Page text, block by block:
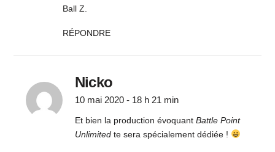
Ball Z.
RÉPONDRE
Nicko
10 mai 2020 - 18 h 21 min
Et bien la production évoquant Battle Point
Unlimitedte sera spécialement dédiée !